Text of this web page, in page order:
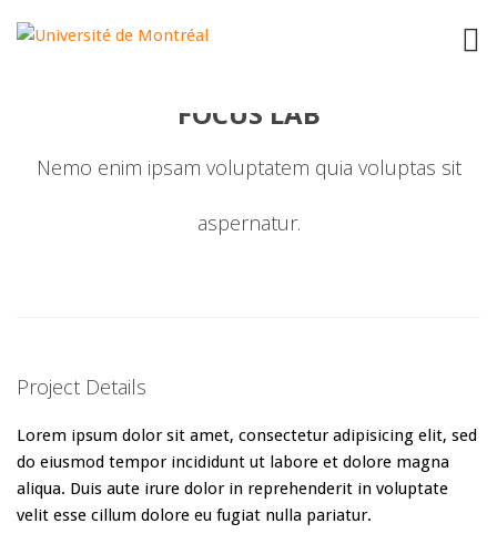
FOCUS LAB
Nemo enim ipsam voluptatem quia voluptas sit
aspernatur.
Project Details
Lorem ipsum dolor sit amet, consectetur adipisicing elit, sed
do eiusmod tempor incididunt ut labore et dolore magna
aliqua. Duis aute irure dolor in reprehenderit in voluptate
velit esse cillum dolore eu fugiat nulla pariatur.